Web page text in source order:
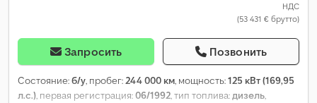
НДС
(53 431 € брутто)
Запросить Позвонить
Состояние:б/у, пробег:244 000 км, мощность:125 кВт (169,95
л.с.), первая регистрация:06/1992, тип топлива:дизель,